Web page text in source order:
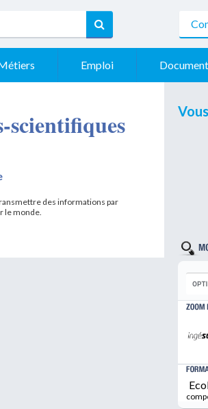
Emploi
scientifiques
des informations par
le monde.